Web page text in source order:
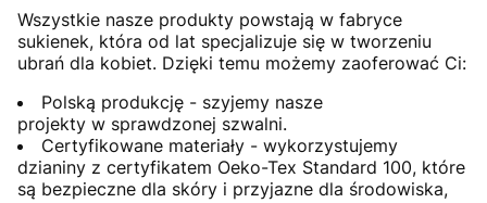
Wszystkie nasze produkty powstają w fabryce
sukienek, która od lat specjalizuje się w tworzeniu
ubrań dla kobiet. Dzięki temu możemy zaoferować Ci:
Polską produkcję - szyjemy nasze
projekty w sprawdzonej szwalni.
Certyfikowane materiały - wykorzystujemy
dzianiny z certyfikatem Oeko-Tex Standard 100, które
są bezpieczne dla skóry i przyjazne dla środowiska,